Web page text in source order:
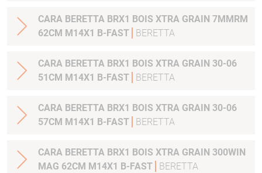
CARA BERETTA BRX1 BOIS XTRA GRAIN 7MMRM
62CM M14X1 B-FAST
BERETTA
CARA BERETTA BRX1 BOIS XTRA GRAIN 30-06
51CM M14X1 B-FAST
BERETTA
CARA BERETTA BRX1 BOIS XTRA GRAIN 30-06
57CM M14X1 B-FAST
BERETTA
CARA BERETTA BRX1 BOIS XTRA GRAIN 300WIN
MAG 62CM M14X1 B-FAST
BERETTA